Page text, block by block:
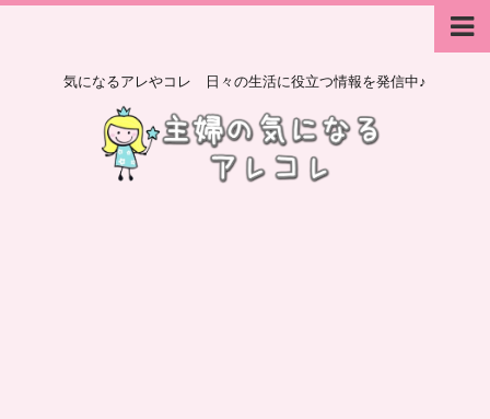
気になるアレやコレ 日々の生活に役立つ情報を発信中♪